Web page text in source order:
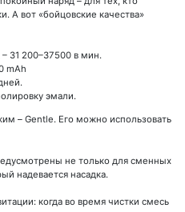
А вот «бойцовские качества»
31 200–37500 в мин.
mAh
эмали.
– Gentle. Его можно использовать
не только для сменных
надевается насадка.
когда во время чистки смесь